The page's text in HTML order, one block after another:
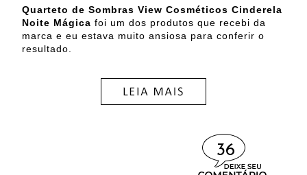
Quarteto de Sombras View Cosméticos Cinderela
Noite Mágica foi um dos produtos que recebi da
marca e eu estava muito ansiosa para conferir o
resultado.
36